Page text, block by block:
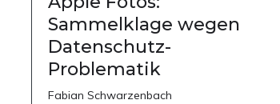
Sammelklage wegen
Datenschutz-
Problematik
Fabian Schwarzenbach